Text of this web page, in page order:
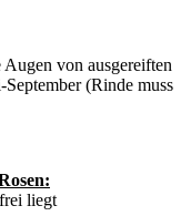
von ausgereiften
(Rinde muss
liegt